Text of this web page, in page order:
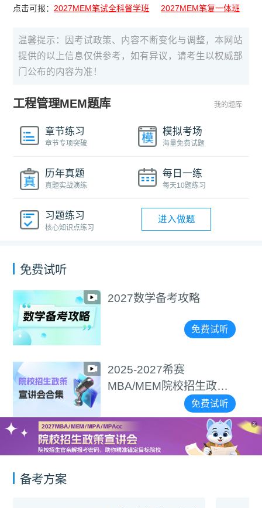
点击可报： 2027MEM笔试全科督学班 2027MEM笔复一体班
温馨提示：因考试政策、内容不断变化与调整，本网站
提供的以上信息仅供参考，如有异议，请考生以权威部
门公布的内容为准！
工程管理MEM题库 我的题库
章节练习
章节专项突破
模拟考场
海量免费试题
历年真题
真题实战演练
每日一练
每天10题练习
习题练习
核心知识点练习
进入做题
免费试听
选择＞努力！手把手
2027逻辑备考攻略
X
备考方案